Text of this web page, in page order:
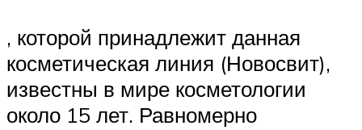
, которой принадлежит данная
косметическая линия (Новосвит),
известны в мире косметологии
около 15 лет. Равномерно